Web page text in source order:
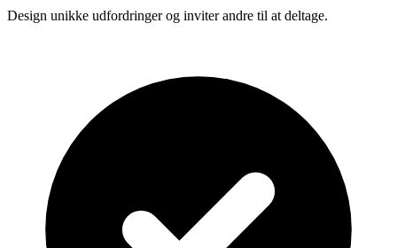
Design unikke udfordringer og inviter andre til at deltage.